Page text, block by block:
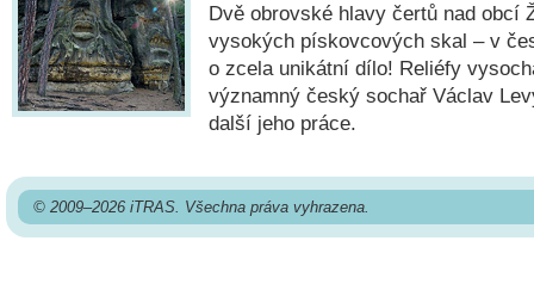
Dvě obrovské hlavy čertů nad obcí
vysokých pískovcových skal – v
o zcela unikátní dílo! Reliéfy
významný český sochař Václav
další jeho práce.
© 2009–2026 iTRAS. Všechna práva vyhrazena.